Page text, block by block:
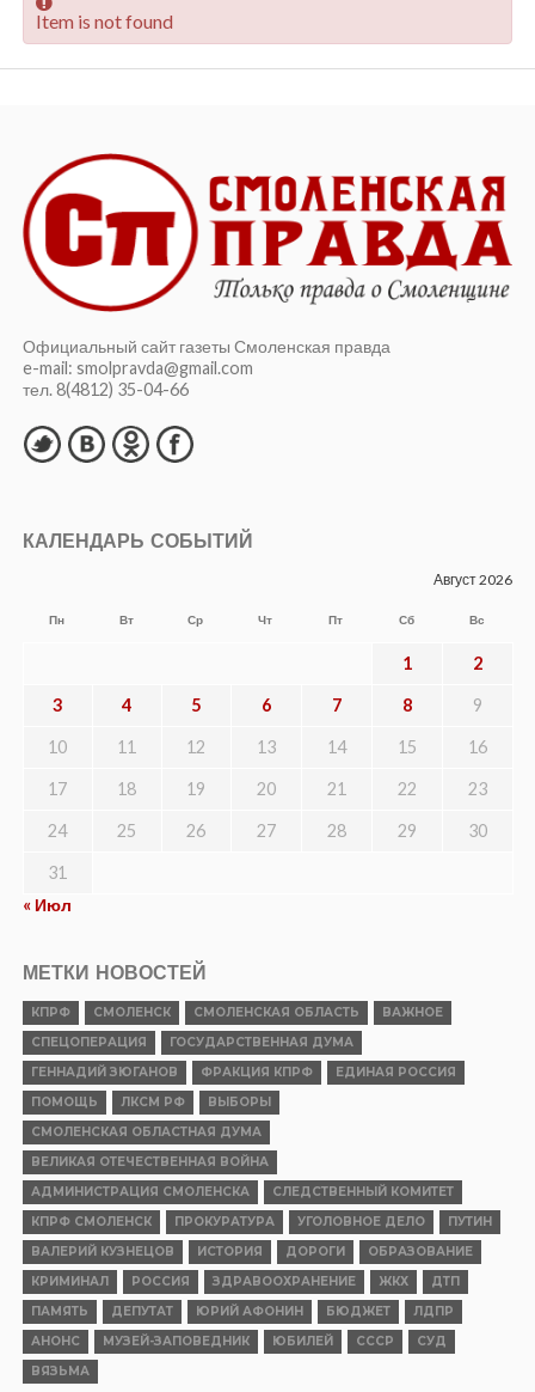
Item is not found
Официальный сайт газеты Смоленская правда
e-mail: smolpravda@gmail.com
тел. 8(4812) 35-04-66
КАЛЕНДАРЬ СОБЫТИЙ
Август 2026
Пн Вт Ср Чт Пт Сб Вс
1 2
3 4 5 6 7 8 9
10 11 12 13 14 15 16
17 18 19 20 21 22 23
24 25 26 27 28 29 30
31
« Июл
МЕТКИ НОВОСТЕЙ
КПРФ СМОЛЕНСК СМОЛЕНСКАЯ ОБЛАСТЬ
ВАЖНОЕ
СПЕЦОПЕРАЦИЯ
ГОСУДАРСТВЕННАЯ ДУМА
ГЕННАДИЙ ЗЮГАНОВ
ФРАКЦИЯ КПРФ
ЕДИНАЯ РОССИЯ
ПОМОЩЬ
ЛКСМ РФ
ВЫБОРЫ
СМОЛЕНСКАЯ ОБЛАСТНАЯ ДУМА
ВЕЛИКАЯ ОТЕЧЕСТВЕННАЯ ВОЙНА
АДМИНИСТРАЦИЯ СМОЛЕНСКА
СЛЕДСТВЕННЫЙ КОМИТЕТ
КПРФ СМОЛЕНСК
ПРОКУРАТУРА УГОЛОВНОЕ ДЕЛО
ПУТИН
ВАЛЕРИЙ КУЗНЕЦОВ
ИСТОРИЯ ДОРОГИ
ОБРАЗОВАНИЕ
КРИМИНАЛ
РОССИЯ ЗДРАВООХРАНЕНИЕ ЖКХ
ДТП
ПАМЯТЬ
ДЕПУТАТ ЮРИЙ АФОНИН БЮДЖЕТ
ЛДПР
АНОНС
МУЗЕЙ-ЗАПОВЕДНИК ЮБИЛЕЙ СССР
СУД
ВЯЗЬМА